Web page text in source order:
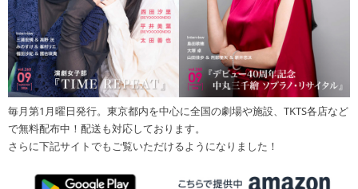
毎月第1月曜日発行。東京都内を中心に全国の劇場や施設、TKTS各店など
で無料配布中！配送も対応しております。
さらに下記サイトでもご覧いただけるようになりました！